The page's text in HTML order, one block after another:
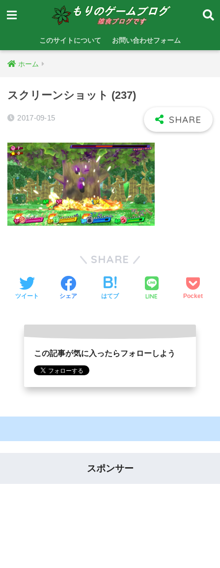
このサイトについて お問い合わせフォーム
ホーム
スクリーンショット (237)
2017-09-15
SHARE
ツイート シェア はてブ LINE Pocket
この記事が気に入ったらフォローしよう
スポンサー